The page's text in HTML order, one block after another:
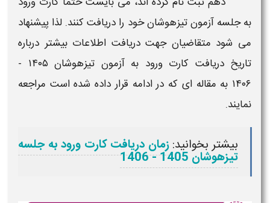
به جلسه آزمونتیزهوشانخود را دریافت کنند. لذا پیشنهاد
می شود متقاضیان جهت دریافت اطلاعات بیشتر درباره
تاریخدریافت کارت ورود به آزمون تیزهوشان
۱۴۰۵ -
۱۴۰۶ به مقاله ای که در ادامه قرار داده شده است مراجعه
نمایند.
بیشتر بخوانید:زمان دریافت کارت ورود به جلسه
تیزهوشان 1405 - 1406